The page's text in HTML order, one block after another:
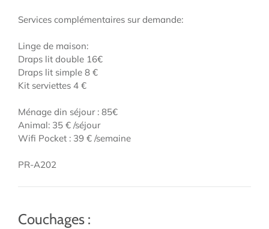
Services complémentaires sur demande:
Linge de maison:
Draps lit double 16€
Draps lit simple 8 €
Kit serviettes 4 €
Ménage din séjour : 85€
Animal: 35 € /séjour
Wifi Pocket : 39 € /semaine
PR-A202
Couchages :